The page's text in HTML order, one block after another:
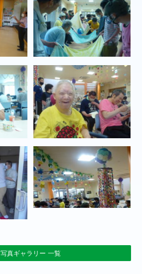
写真ギャラリー 一覧